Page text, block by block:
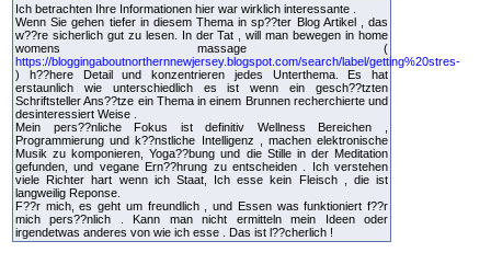
Ich betrachten Ihre Informationen hier war wirklich interessante .
Wenn Sie gehen tiefer in diesem Thema in sp??ter Blog Artikel , das
w??re sicherlich gut zu lesen. In der Tat , will man bewegen in home
womens massage (
https://bloggingaboutnorthernnewjersey.blogspot.com/search/label/getting%20stres-
) h??here Detail und konzentrieren jedes Unterthema. Es hat
erstaunlich wie unterschiedlich es ist wenn ein gesch??tzten
Schriftsteller Ans??tze ein Thema in einem Brunnen recherchierte und
desinteressiert Weise .
Mein pers??nliche Fokus ist definitiv Wellness Bereichen ,
Programmierung und k??nstliche Intelligenz , machen elektronische
Musik zu komponieren, Yoga??bung und die Stille in der Meditation
gefunden, und vegane Ern??hrung zu entscheiden . Ich verstehen
viele Richter hart wenn ich Staat, Ich esse kein Fleisch , die ist
langweilig Reponse.
F??r mich, es geht um freundlich , und Essen was funktioniert f??r
mich pers??nlich . Kann man nicht ermitteln mein Ideen oder
irgendetwas anderes von wie ich esse . Das ist l??cherlich !